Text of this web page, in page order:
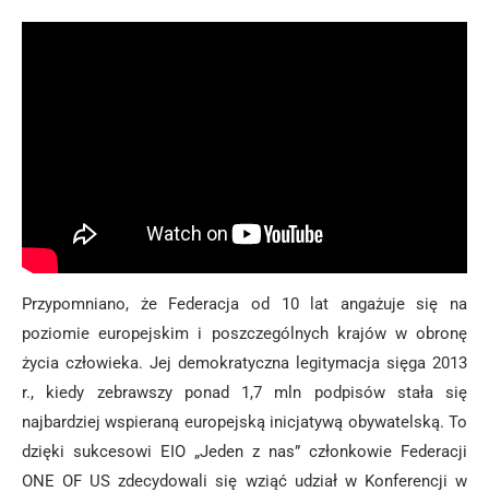
Przypomniano, że Federacja od 10 lat angażuje się na
poziomie europejskim i poszczególnych krajów w obronę
życia człowieka. Jej demokratyczna legitymacja sięga 2013
r., kiedy zebrawszy ponad 1,7 mln podpisów stała się
najbardziej wspieraną europejską inicjatywą obywatelską. To
dzięki sukcesowi EIO „Jeden z nas” członkowie Federacji
ONE OF US zdecydowali się wziąć udział w Konferencji w